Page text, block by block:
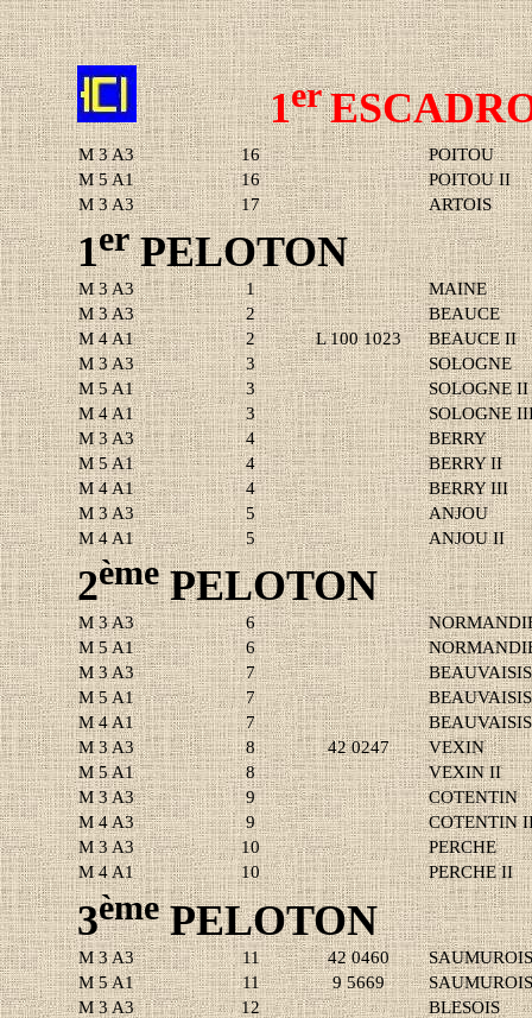
1er
M 3 A3 16
POITOU
M 5 A1
16
POITOU II
M 3 A3
17 ARTOIS
1erPELOTON
M 3 A3 1
MAINE
M 3 A3
2
BEAUCE
M 4 A1
2 L 100 1023
BEAUCE II
M 3 A3
3
SOLOGNE
M 5 A1
3
SOLOGNE II
M 4 A1
3
SOLOGNE
M 3 A3
4
BERRY
M 5 A1
4
BERRY II
M 4 A1
4
BERRY III
M 3 A3
5
ANJOU
M 4 A1
5 ANJOU II
2èmePELOTON
M 3 A3 6
M 5 A1
6
M 3 A3
7
BEAUVAISIS
M 5 A1
7
M 4 A1
7
M 3 A3
8 42 0247
VEXIN
M 5 A1
8
VEXIN II
M 3 A3
9
COTENTIN
M 4 A3
9
COTENTIN
M 3 A3
10
PERCHE
M 4 A1
10 PERCHE II
3èmePELOTON
M 3 A3 11 42 0460
M 5 A1
11 9 5669
M 3 A3
12
BLESOIS